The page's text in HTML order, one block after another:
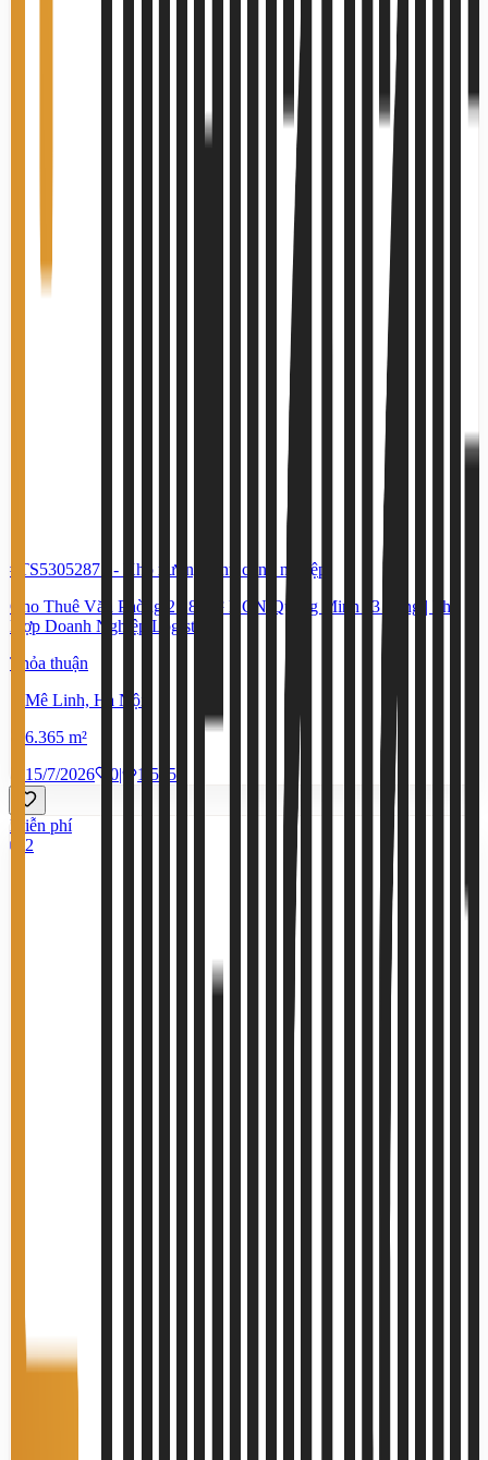
#TS53052871 -
Kho xưởng, khu công nghiệp
Cho Thuê Văn Phòng 2.181m² KCN Quang Minh | 3 Tầng | Phù
Hợp Doanh Nghiệp Logistics
Thỏa thuận
Mê Linh, Hà Nội
6.365 m²
15/7/2026
0| 1.535
Miễn phí
2